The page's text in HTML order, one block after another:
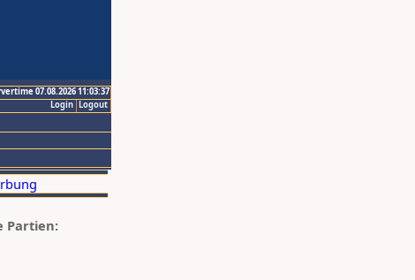
07.08.2026 11:03:37
Logout
Login
Partien: